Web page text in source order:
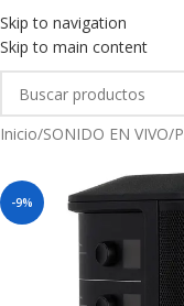
Skip to navigation
Skip to main content
Inicio/SONIDO EN VIVO/
-9%